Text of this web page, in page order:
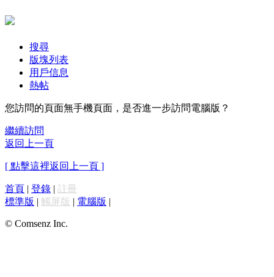
搜尋
版塊列表
用戶信息
熱帖
您訪問的頁面無手機頁面，是否進一步訪問電腦版？
繼續訪問
返回上一頁
[ 點擊這裡返回上一頁 ]
首頁 | 登錄 | 註冊
標準版 | 觸屏版 | 電腦版 |
© Comsenz Inc.